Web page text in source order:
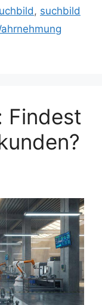
, suchbild
Findest